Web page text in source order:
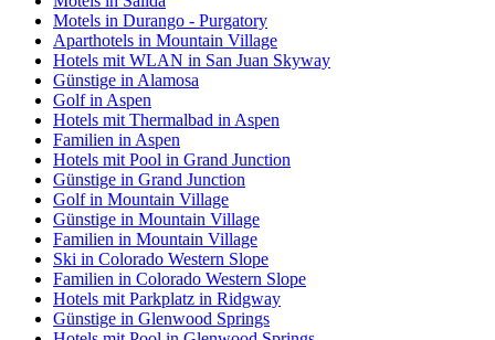
Motels in Durango - Purgatory
Aparthotels in Mountain Village
Hotels mit WLAN in San Juan Skyway
Günstige in Alamosa
Golf in Aspen
Hotels mit Thermalbad in Aspen
Familien in Aspen
Hotels mit Pool in Grand Junction
Günstige in Grand Junction
Golf in Mountain Village
Günstige in Mountain Village
Familien in Mountain Village
Ski in Colorado Western Slope
Familien in Colorado Western Slope
Hotels mit Parkplatz in Ridgway
Günstige in Glenwood Springs